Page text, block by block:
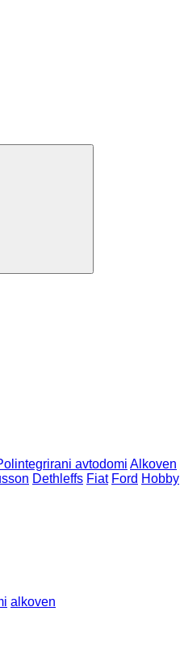
avtodomi Alkoven
Dethleffs Fiat Ford Hobby
alkoven